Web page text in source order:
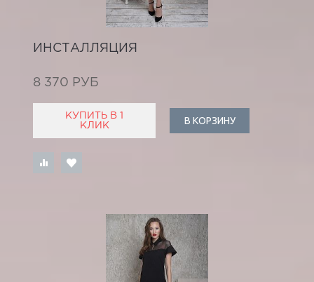
ИНСТАЛЛЯЦИЯ
8 370 РУБ
КУПИТЬ В 1
КЛИК
В КОРЗИНУ